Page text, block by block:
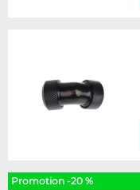
Promotion -20 %